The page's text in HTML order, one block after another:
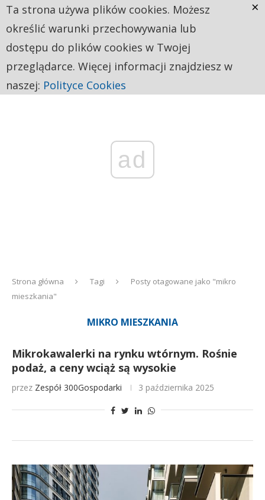
ad
Strona główna Tagi
Posty otagowane jako "mikro
mieszkania"
MIKRO MIESZKANIA
Mikrokawalerki na rynku wtórnym. Rośnie
podaż, a ceny wciąż są wysokie
przez Zespół 300Gospodarki 3 października 2025
Ta strona używa plików cookies. Możesz
określić warunki przechowywania lub
dostępu do plików cookies w Twojej
przeglądarce. Więcej informacji znajdziesz w
naszej: Polityce Cookies
×